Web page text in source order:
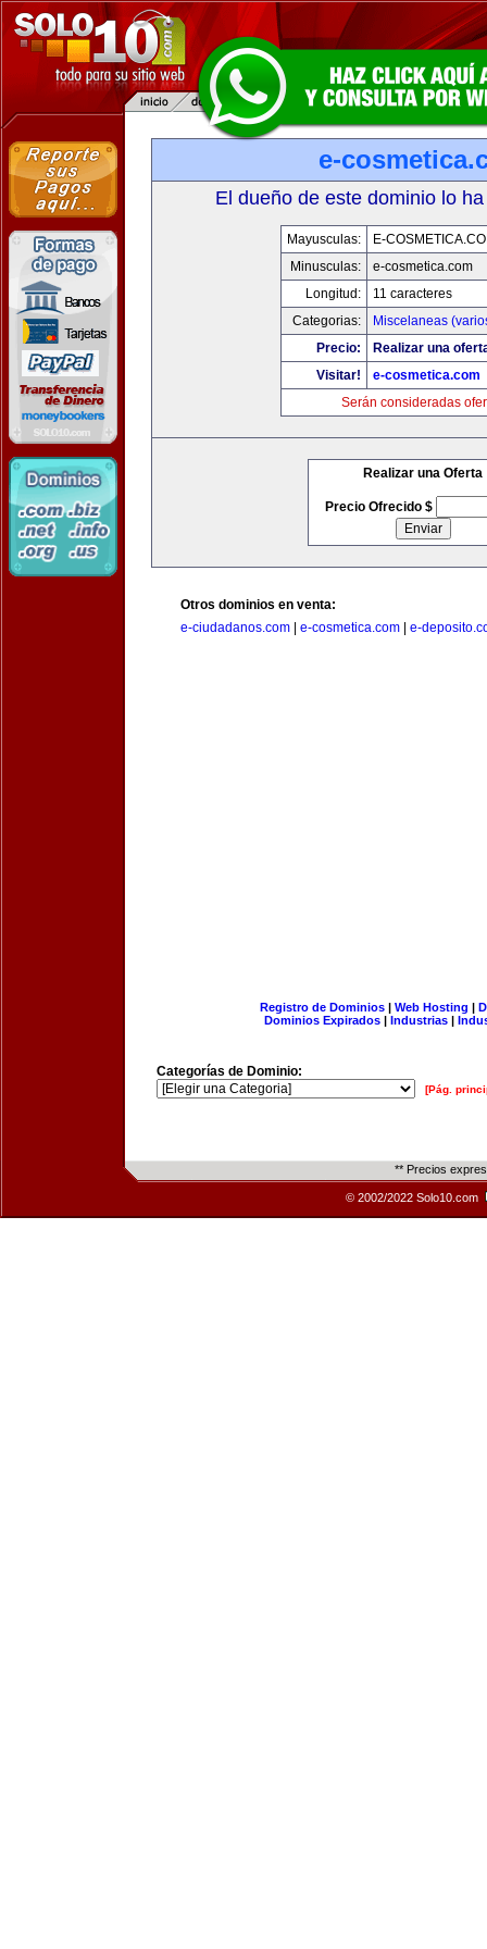
e-
El dueño de este dominio lo
Mayusculas:
E-
Minusculas:
e-cosmetica.com
Longitud:
11 caracteres
Categorias:
Miscelaneas
Precio:
Realizar una
Visitar!
e-cosmetica.com
Serán consideradas
Realizar una Oferta
Precio Ofrecido $
Otros dominios en venta:
e-ciudadanos.com
e-cosmetica.com e-
Registro de Dominios| Web Hosting |
Dominios Expirados | Industrias |
Categorías de Dominio:
[Pág.
** Precios
© 2002/2022 Solo10.com